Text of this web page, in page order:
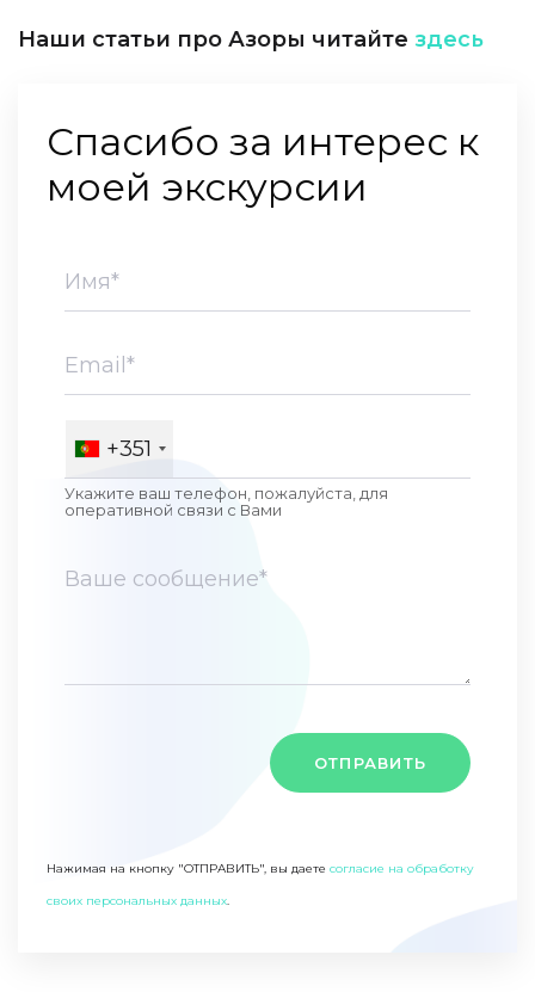
Наши статьи про Азоры читайте здесь
Спасибо за интерес к
моей экскурсии
+351
Укажите ваш телефон, пожалуйста, для
оперативной связи c Вами
ОТПРАВИТЬ
Нажимая на кнопку "ОТПРАВИТЬ", вы даете согласие на обработку
своих персональных данных.